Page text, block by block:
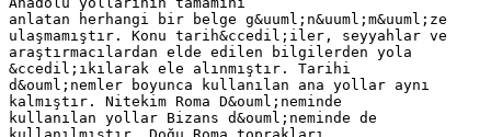
anlatan herhangi bir belge g&uuml;n&uuml;m&uuml;ze
ulaşmamıştır. Konu tarih&ccedil;iler, seyyahlar ve
araştırmacılardan elde edilen bilgilerden yola
&ccedil;ıkılarak ele alınmıştır. Tarihi
d&ouml;nemler boyunca kullanılan ana yollar aynı
kalmıştır. Nitekim Roma D&ouml;neminde
kullanılan yollar Bizans d&ouml;neminde de